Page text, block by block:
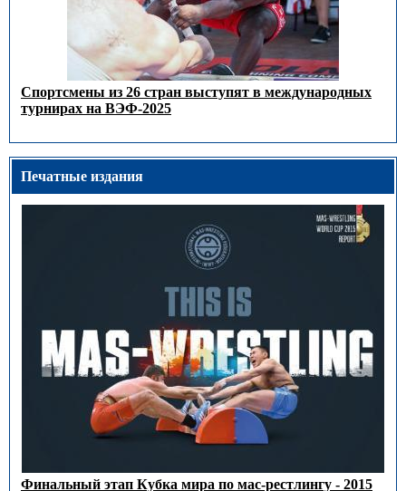
Спортсмены из 26 стран выступят в международных
турнирах на ВЭФ-2025
Печатные издания
Финальный этап Кубка мира по мас-рестлингу - 2015